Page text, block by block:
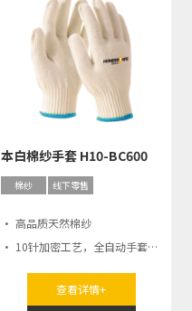
本白棉纱手套 H10-BC600
棉纱 线下零售
· 高品质天然棉纱
· 10针加密工艺，全自动手套机
查看详情+